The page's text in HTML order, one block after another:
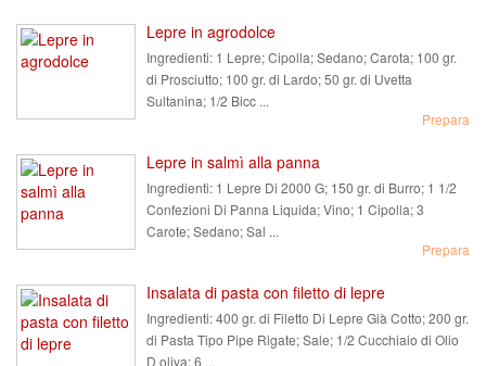
Lepre in agrodolce
Ingredienti: 1 Lepre; Cipolla; Sedano; Carota; 100 gr.
di Prosciutto; 100 gr. di Lardo; 50 gr. di Uvetta
Sultanina; 1/2 Bicc ...
Prepara
Lepre in salmì alla panna
Ingredienti: 1 Lepre Di 2000 G; 150 gr. di Burro; 1 1/2
Confezioni Di Panna Liquida; Vino; 1 Cipolla; 3
Carote; Sedano; Sal ...
Prepara
Insalata di pasta con filetto di lepre
Ingredienti:400 gr. di Filetto Di Lepre Già Cotto; 200 gr.
di Pasta Tipo Pipe Rigate; Sale; 1/2 Cucchiaio di Olio
D oliva; 6 ...